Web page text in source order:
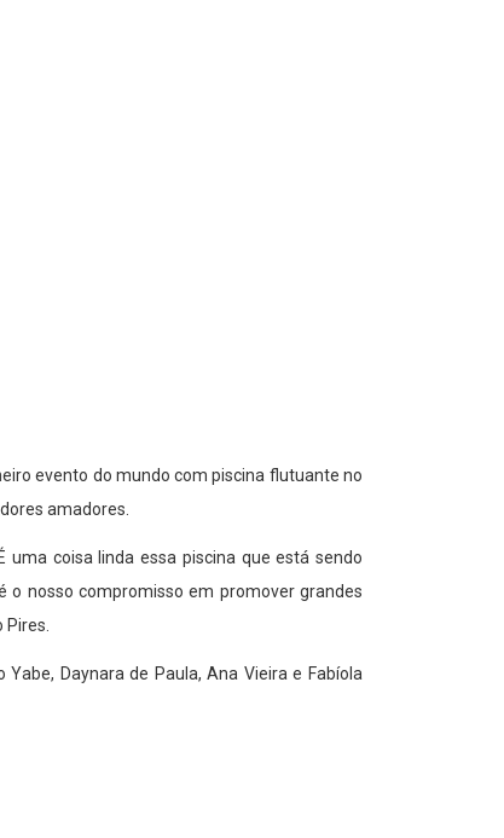
evento do mundo com piscina flutuante no
amadores.
uma coisa linda essa piscina que está sendo
nosso compromisso em promover grandes
Daynara de Paula, Ana Vieira e Fabíola